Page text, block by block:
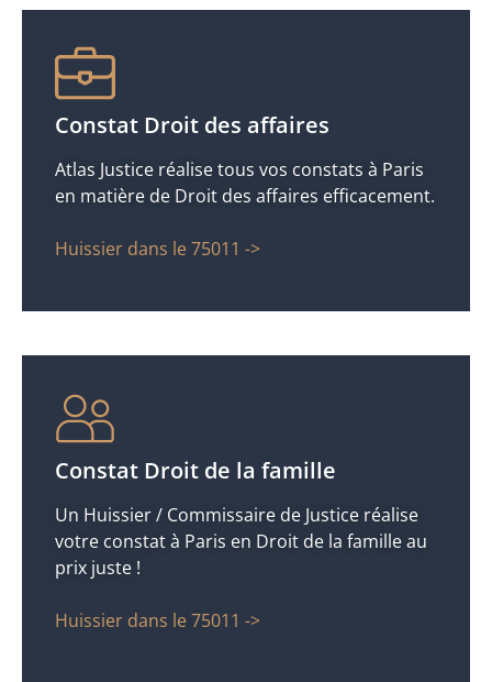
Constat Droit des affaires
Atlas Justice réalise tous vos constats à Paris
en matière de Droit des affaires efficacement.
Huissier dans le 75011 ->
Constat Droit de la famille
Un Huissier / Commissaire de Justice réalise
votre constat à Paris en Droit de la famille au
prix juste !
Huissier dans le 75011 ->